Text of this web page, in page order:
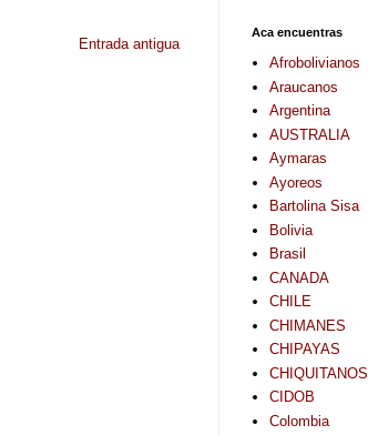
Entrada antigua
Aca encuentras
Afrobolivianos
Araucanos
Argentina
AUSTRALIA
Aymaras
Ayoreos
Bartolina Sisa
Bolivia
Brasil
CANADA
CHILE
CHIMANES
CHIPAYAS
CHIQUITANOS
CIDOB
Colombia